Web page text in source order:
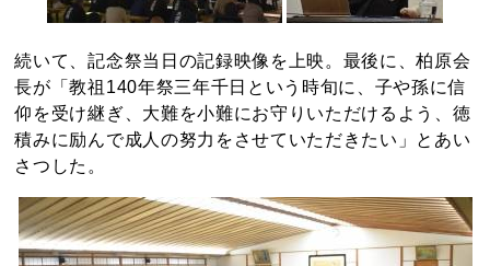
続いて、記念祭当日の記録映像を上映。最後に、柏原会
長が「教祖140年祭三年千日という時旬に、子や孫に信
仰を受け継ぎ、大難を小難にお守りいただけるよう、徳
積みに励んで成人の努力をさせていただきたい」とあい
さつした。